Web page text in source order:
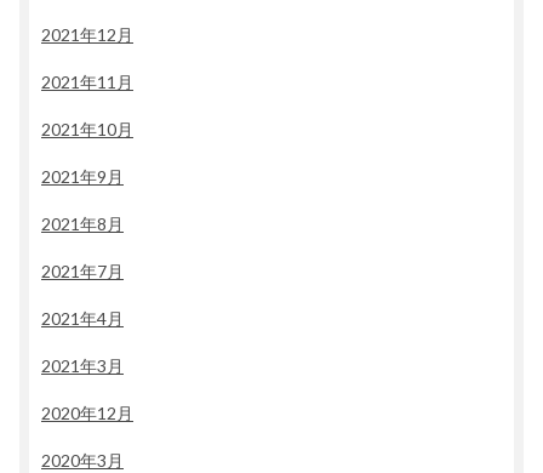
2021年12月
2021年11月
2021年10月
2021年9月
2021年8月
2021年7月
2021年4月
2021年3月
2020年12月
2020年3月